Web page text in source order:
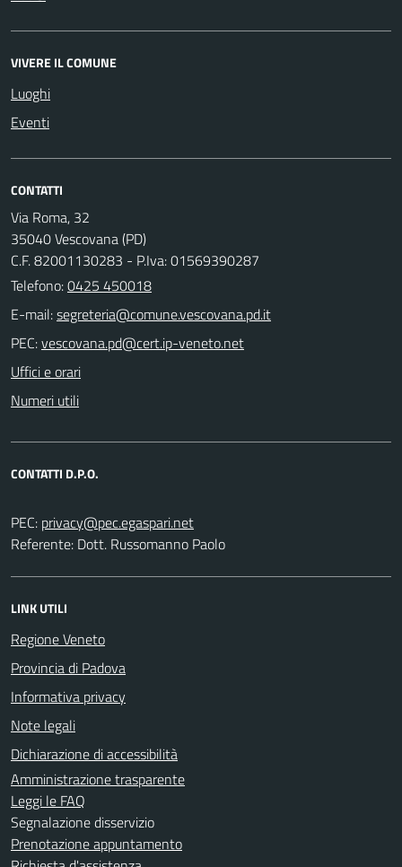
VIVERE IL COMUNE
Luoghi
Eventi
CONTATTI
Via Roma, 32
35040 Vescovana (PD)
C.F. 82001130283 - P.Iva: 01569390287
Telefono:0425 450018
E-mail:
PEC:
Uffici e orari
Numeri utili
CONTATTI D.P.O.
PEC:
Referente: Dott. Russomanno Paolo
LINK UTILI
Regione Veneto
Provincia di Padova
Informativa privacy
Note legali
Dichiarazione di accessibilità
Amministrazione trasparente
Leggi le FAQ
Segnalazione disservizio
Prenotazione appuntamento